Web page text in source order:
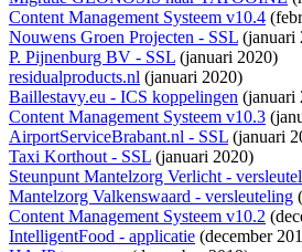
Content Management Systeem v10.4
Nouwens Groen Projecten - SSL (januari
P. Pijnenburg BV - SSL (januari 2020)
residualproducts.nl (januari 2020)
Baillestavy.eu - ICS koppelingen (januari
Content Management Systeem v10.3
AirportServiceBrabant.nl - SSL (januari
Taxi Korthout - SSL (januari 2020)
Steunpunt Mantelzorg Verlicht -
Mantelzorg Valkenswaard - versleuteling
Content Management Systeem v10.2
IntelligentFood - applicatie (december